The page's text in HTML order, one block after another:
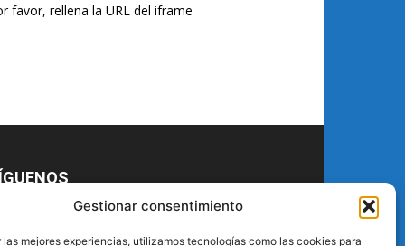
Gestionar consentimiento
las mejores experiencias, utilizamos tecnologías como las cookies para
favor, rellena la URL del iframe